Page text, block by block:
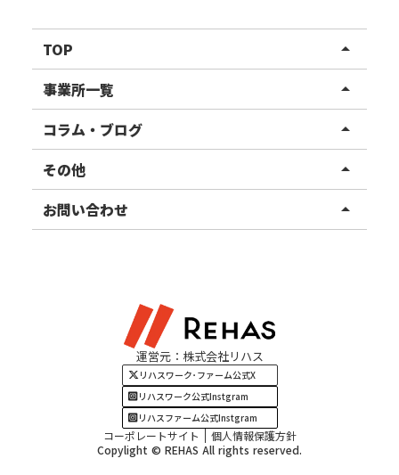
TOP arrow_drop_up
リハスワーク
リハスファーム
事業所一覧 arrow_drop_up
関東エリア
東北エリア
甲信越エリア
四国・九州エリア
コラム・ブログ arrow_drop_up
事業所ブログ
ご利用者様の声
その他 arrow_drop_up
お知らせ
お問い合わせ arrow_drop_up
運営元：株式会社リハス
リハスワーク･ファーム公式X
リハスワーク公式Instgram
リハスファーム公式Instgram
コーポレートサイト
個人情報保護方針
Copylight © REHAS All rights reserved.